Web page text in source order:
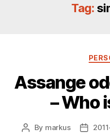
Tag:
Assange
– Who
Post
By markus
Post